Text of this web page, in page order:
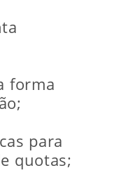
forma
para
quotas;